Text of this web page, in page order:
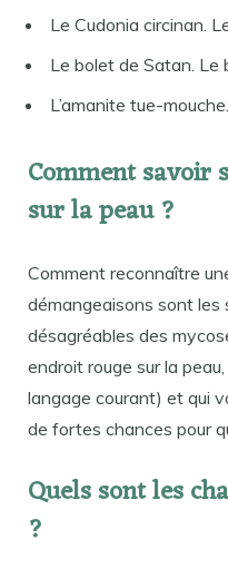
Le Cudonia circinan.
Le bolet de Satan. Le
L’amanite tue-
Comment savoir
sur la peau ?
Comment reconnaître
démangeaisons sont les
désagréables des
endroit rouge sur la
langage courant) et qui
de fortes chances pour
Quels sont les
?